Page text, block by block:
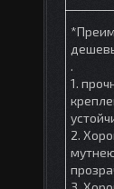
.
1.
2.